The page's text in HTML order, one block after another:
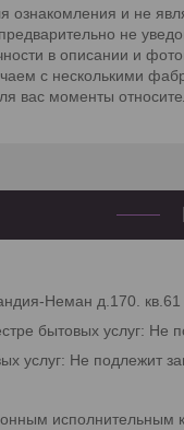
и не
не
в описании и
с несколькими
вас моменты
Неман д.170. кв.61
бытовых услуг: Не
услуг: Не подлежит
исполнительным